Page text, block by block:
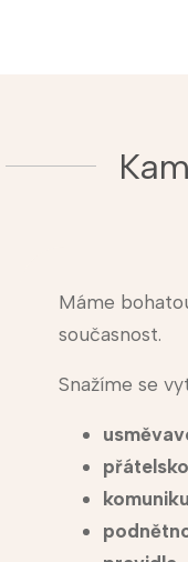
Máme
současnost.
Snažíme se